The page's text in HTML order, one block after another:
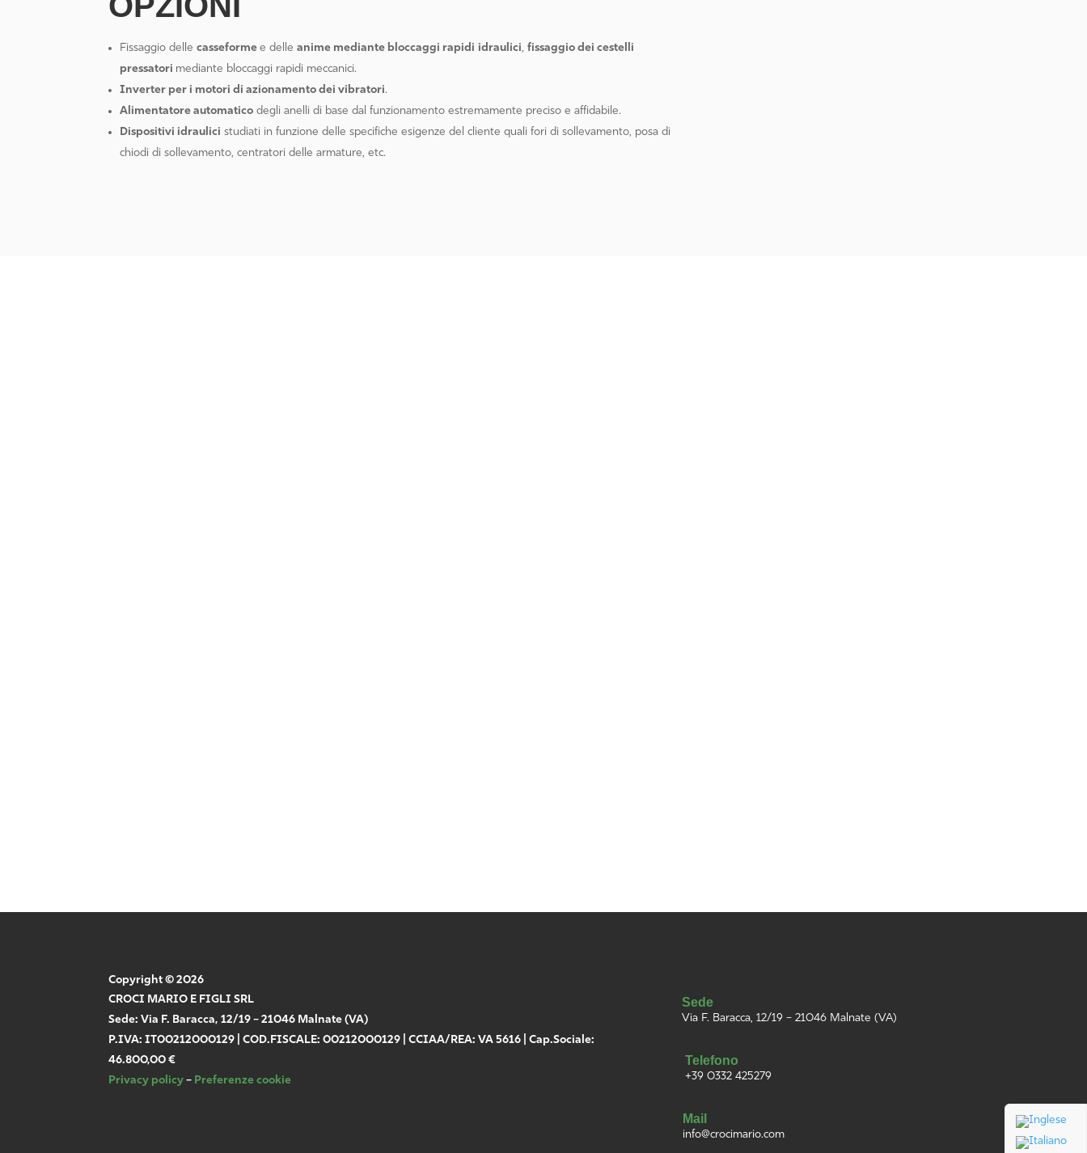
Fissaggio dellecasseformee delleanime mediante bloccaggi rapidi idraulici,fissaggio dei cestelli
pressatori mediante bloccaggi rapidi meccanici.
Inverter per i motori di azionamento dei vibratori.
Alimentatore automatico degli anelli di base dal funzionamento estremamente preciso e affidabile.
Dispositivi idraulici studiati in funzione delle specifiche esigenze del cliente quali fori di sollevamento, posa di
chiodi di sollevamento, centratori delle armature, etc.
Copyright © 2026
CROCI MARIO E FIGLI SRL
Sede: Via F. Baracca, 12/19 – 21046 Malnate (VA)
P.IVA: IT00212000129 | COD.FISCALE: 00212000129 | CCIAA/REA: VA 5616 | Cap.Sociale:
46.800,00 €
Privacy policy – Preferenze cookie
Sede
Via F. Baracca, 12/19 – 21046 Malnate (VA)
Telefono
+39 0332 425279
Mail
info@crocimario.com